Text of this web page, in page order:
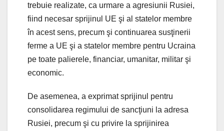
trebuie realizate, ca urmare a agresiunii Rusiei,
fiind necesar sprijinul UE şi al statelor membre
în acest sens, precum şi continuarea susţinerii
ferme a UE şi a statelor membre pentru Ucraina
pe toate palierele, financiar, umanitar, militar şi
economic.
De asemenea, a exprimat sprijinul pentru
consolidarea regimului de sancţiuni la adresa
Rusiei, precum şi cu privire la sprijinirea